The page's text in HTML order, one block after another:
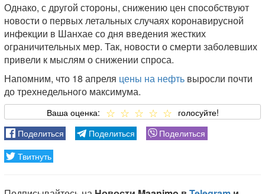
Однако, с другой стороны, снижению цен способствуют
новости о первых летальных случаях коронавирусной
инфекции в Шанхае со дня введения жестких
ограничительных мер. Так, новости о смерти заболевших
привели к мыслям о снижении спроса.
Напомним, что 18 апреля цены на нефть выросли почти
до трехнедельного максимума.